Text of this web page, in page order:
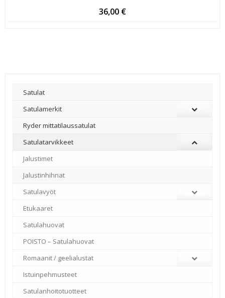
36,00 €
Satulat
Satulamerkit
Ryder mittatilaussatulat
Satulatarvikkeet
–
Jalustimet
Jalustinhihnat
Satulavyöt
Etukaaret
Satulahuovat
POISTO – Satulahuovat
Romaanit / geelialustat
Istuinpehmusteet
Satulanhoitotuotteet